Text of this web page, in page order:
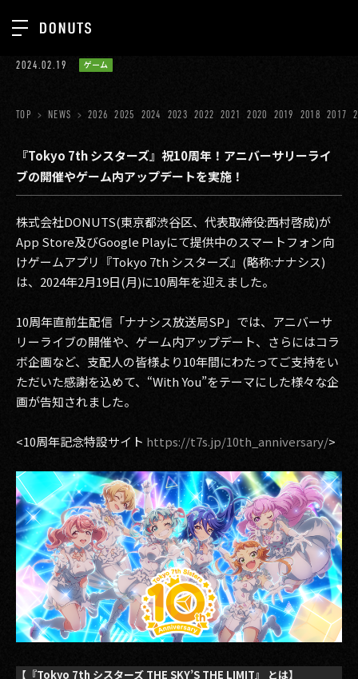
ジョブカン
ゲーム
ミクチャ
医療(CLIUS)
出版メディア
美少女図鑑
イベント
タテドラ
その他事業
2026
2025
2024
2023
2022
2021
2020
TOP
ABOUT
SERVICES
GROUP
RECRUIT
CONTACT
PRIVACY POLICY
2024.02.19 ゲーム
TOP NEWS 2026 2025 2024 2023 2022 2021 2020 2019 2018 2017
『Tokyo 7th シスターズ』祝10周年！アニバーサリーライ
ブの開催やゲーム内アップデートを実施！
株式会社DONUTS(東京都渋谷区、代表取締役:西村啓成)が
App Store及びGoogle Playにて提供中のスマートフォン向
けゲームアプリ『Tokyo 7th シスターズ』(略称:ナナシス)
は、2024年2月19日(月)に10周年を迎えました。
10周年直前生配信「ナナシス放送局SP」では、アニバーサ
リーライブの開催や、ゲーム内アップデート、さらにはコラ
ボ企画など、支配人の皆様より10年間にわたってご支持をい
ただいた感謝を込めて、“With You”をテーマにした様々な企
画が告知されました。
<10周年記念特設サイト https://t7s.jp/10th_anniversary/>
【『Tokyo 7th シスターズ THE SKY’S THE LIMIT』 とは】